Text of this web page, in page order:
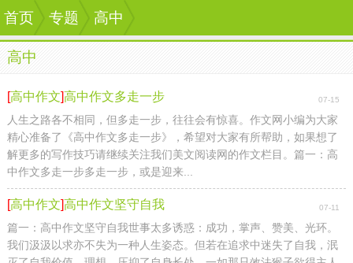
首页 专题 高中
首页 专题 高中
高中
[高中作文]高中作文多走一步 07-15
人生之路各不相同，但多走一步，往往会有惊喜。作文网小编为大家
精心准备了《高中作文多走一步》，希望对大家有所帮助，如果想了
解更多的写作技巧请继续关注我们美文阅读网的作文栏目。篇一：高
中作文多走一步多走一步，或是迎来...
[高中作文]高中作文坚守自我 07-11
篇一：高中作文坚守自我世事太多诱惑：成功，掌声、赞美、光环。
我们汲汲以求亦不失为一种人生姿态。但若在追求中迷失了自我，泯